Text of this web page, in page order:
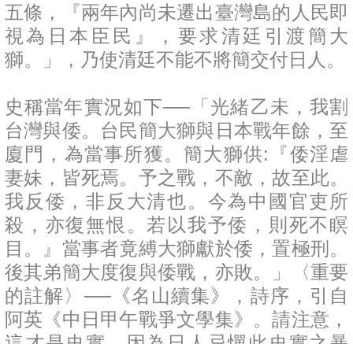
五條，『兩年內尚未遷出臺灣島的人民即
視為日本臣民』，要求清廷引渡簡大
獅。」，乃使清廷不能不將簡交付日人。
史稱當年實況如下──「光緒乙未，我割
台灣與倭。台民簡大獅與日本戰年餘，至
廈門，為當事所獲。簡大獅供:『倭淫虐
妻妹，皆死焉。予之戰，不敵，故至此。
我反倭，非反大清也。今為中國官吏所
殺，亦復無恨。若以我予倭，則死不瞑
目。』當事者竟縛大獅獻於倭，置極刑。
後其弟簡大度復與倭戰，亦敗。」〈重要
的註解〉──《名山續集》，詩序，引自
阿英《中日甲午戰爭文學集》。請注意，